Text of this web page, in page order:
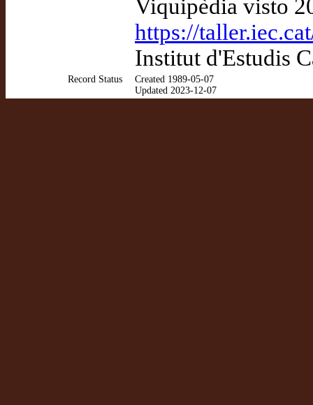
Viquipèdia visto
https://
Institut d'Estudis
Record Status
Created 1989-05-07
Updated 2023-12-07